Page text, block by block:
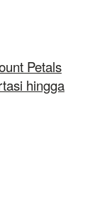
Petals
hingga